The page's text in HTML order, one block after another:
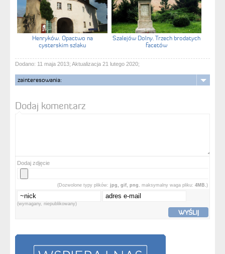
Henryków. Opactwo na
cysterskim szlaku
Szalejów Dolny. Trzech brodatych
facetów
Dodano: 11 maja 2013; Aktualizacja 21 lutego 2020;
zainteresowania:
Dodaj komentarz
Dodaj zdjęcie
(Dozwolone typy plików: jpg, gif, png , maksymalny waga pliku: 4MB.)
(wymagany, niepublikowany)
WYŚLIJ